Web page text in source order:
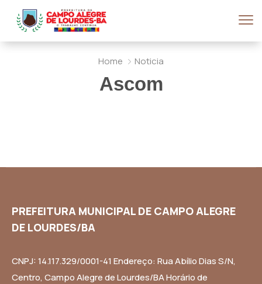
Home Noticia
Ascom
PREFEITURA MUNICIPAL DE CAMPO ALEGRE
DE LOURDES/BA
CNPJ: 14.117.329/0001-41 Endereço: Rua Abílio Dias S/N,
Centro, Campo Alegre de Lourdes/BA Horário de